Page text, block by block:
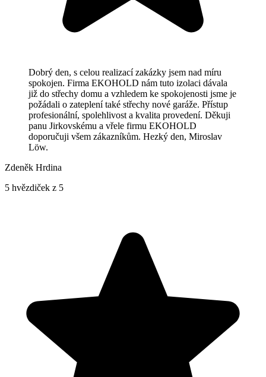
Dobrý den, s celou realizací zakázky jsem nad míru
spokojen. Firma EKOHOLD nám tuto izolaci dávala
již do střechy domu a vzhledem ke spokojenosti jsme je
požádali o zateplení také střechy nové garáže. Přístup
profesionální, spolehlivost a kvalita provedení. Děkuji
panu Jirkovskému a vřele firmu EKOHOLD
doporučuji všem zákazníkům. Hezký den, Miroslav
Löw.
Zdeněk Hrdina
5 hvězdiček z 5